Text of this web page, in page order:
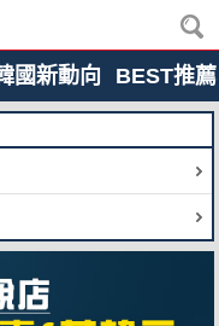
國新動向 BEST推薦